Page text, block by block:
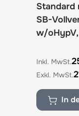
Standard
SB-
w/
In